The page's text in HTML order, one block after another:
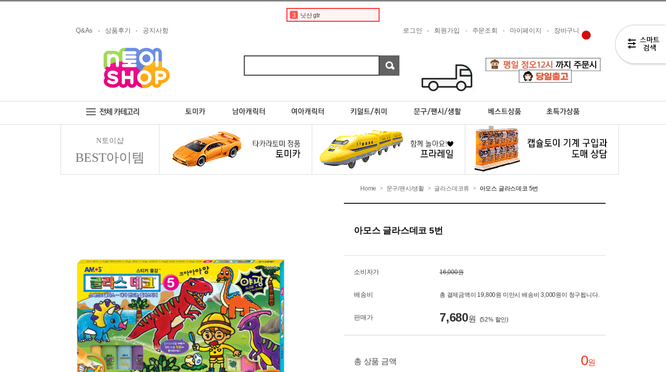
3 닛산 gtr
6 닛산 스카이라인
9 포켓몬카드
10 rx7
2
Q&As 상품후기 공지사항 로그인 회원가입 주문조회 마이페이지 장바구니
N토이샵
BEST아이템
Home > 문구/팬시/생활 > 글라스데코류 > 아모스 글라스데코 5번
아모스 글라스데코 5번
소비자가 16,000원
배송비 총 결제금액이 19,800원 미만시 배송비 3,000원이 청구됩니다.
판매가 7,680원 (52% 할인)
총 상품 금액 0원